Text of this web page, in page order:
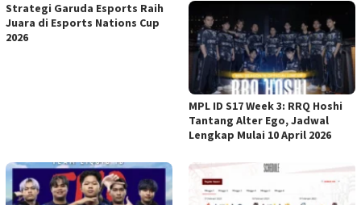
Strategi Garuda Esports Raih
Juara di Esports Nations Cup
2026
MPL ID S17 Week 3: RRQ Hoshi
Tantang Alter Ego, Jadwal
Lengkap Mulai 10 April 2026